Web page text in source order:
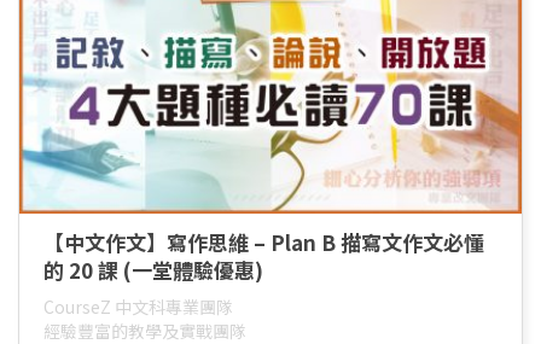
【中文作文】寫作思維 – Plan B 描寫文作文必懂
的 20 課 (一堂體驗優惠)
CourseZ 中文科專業團隊
經驗豐富的教學及實戰團隊